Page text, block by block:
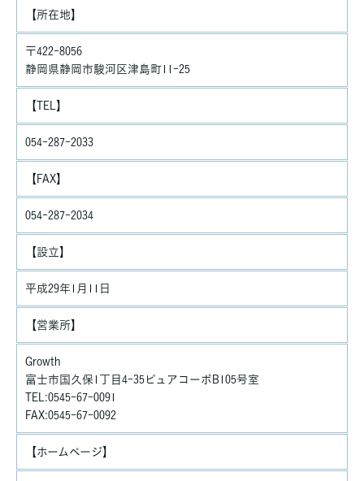
・法令に基づき開示することが必要である場合
当社は、個人情報の正確性及び安全性確保のために、セキュリテ
ィに万全の対策を講じています。
ご本人の照会
お客さまがご本人の個人情報の照会・修正・削除などをご希望さ
れる場合には、ご本人であることを確認の上、対応させていただ
きます。
当社は、保有する個人情報に関して適用される日本の法令、その
の改善に努めます。
【所在地】
〒422-8056
静岡県静岡市駿河区津島町11-25
【TEL】
054-287-2033
【FAX】
054-287-2034
【設立】
平成29年1月11日
【営業所】
Growth
富士市国久保1丁目4-35ピュアコーポB105号室
TEL:0545-67-0091
FAX:0545-67-0092
【ホームページ】